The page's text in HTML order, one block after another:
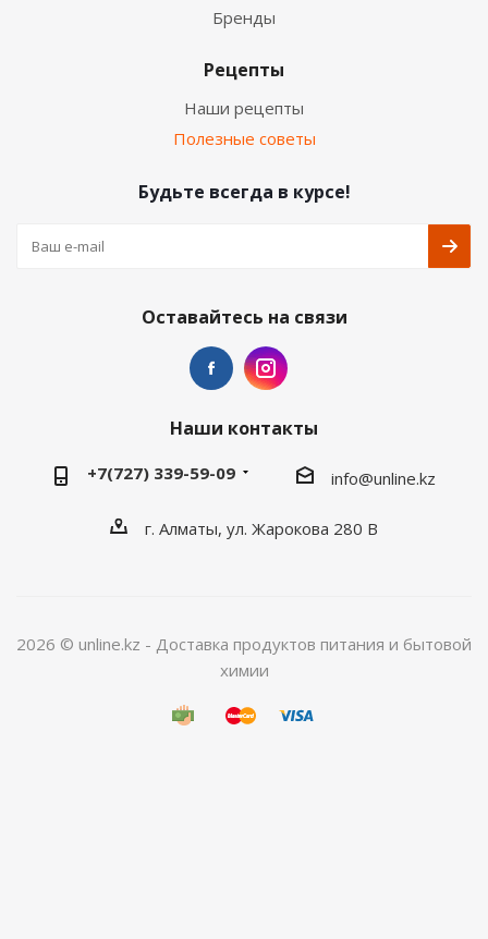
Бренды
Рецепты
Наши рецепты
Полезные советы
Будьте всегда в курсе!
Оставайтесь на связи
Наши контакты
+7(727) 339-59-09 info@unline.kz
г. Алматы, ул. Жарокова 280 В
2026 © unline.kz - Доставка продуктов питания и бытовой
химии